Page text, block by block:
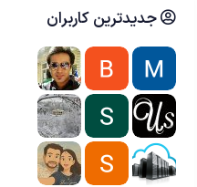
جدیدترین کاربران